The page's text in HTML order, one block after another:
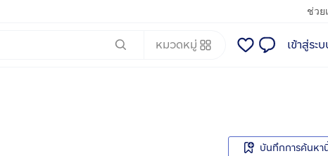
ช่วย
หมวดหมู่ เข้าสู่ระ
บันทึกการค้นหา